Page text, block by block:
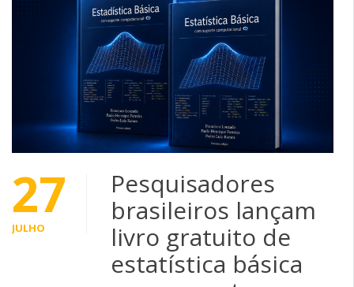
27
JULHO
Pesquisadores
brasileiros lançam
livro gratuito de
estatística básica